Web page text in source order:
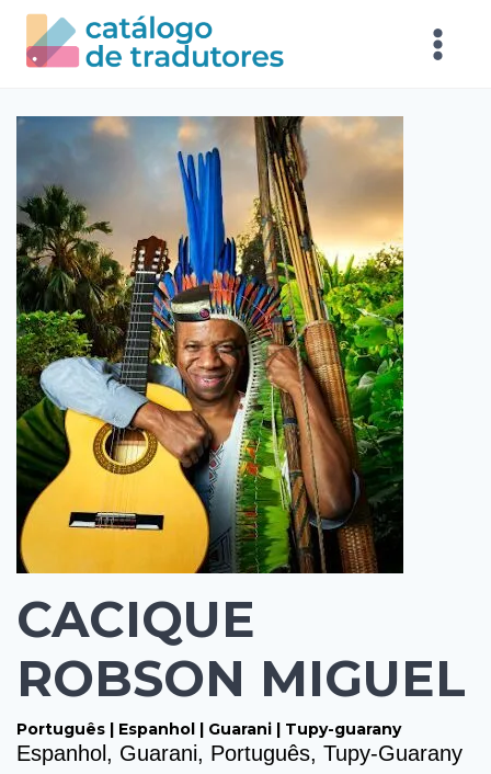
CACIQUE
ROBSON MIGUEL
Português | Espanhol | Guarani | Tupy-guarany
Espanhol, Guarani, Português, Tupy-Guarany